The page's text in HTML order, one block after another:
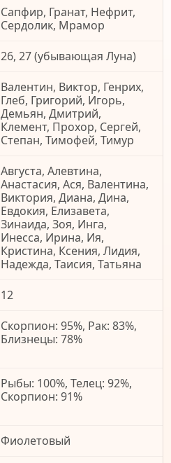
Сапфир, Гранат, Нефрит,
Сердолик, Мрамор
26, 27 (убывающая Луна)
Валентин, Виктор, Генрих,
Глеб, Григорий, Игорь,
Демьян, Дмитрий,
Клемент, Прохор, Сергей,
Степан, Тимофей, Тимур
Августа, Алевтина,
Анастасия, Ася, Валентина,
Виктория, Диана, Дина,
Евдокия, Елизавета,
Зинаида, Зоя, Инга,
Инесса, Ирина, Ия,
Кристина, Ксения, Лидия,
Надежда, Таисия, Татьяна
12
Скорпион: 95%, Рак: 83%,
Близнецы: 78%
Рыбы: 100%, Телец: 92%,
Скорпион: 91%
Фиолетовый